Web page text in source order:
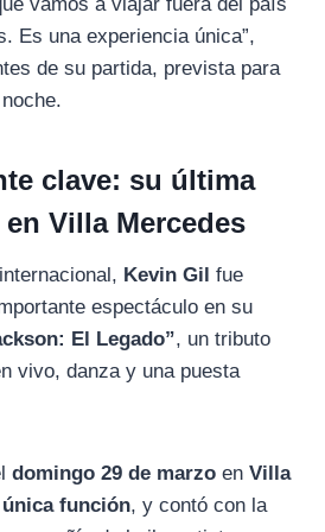
Es una experiencia única”,
de su partida, prevista para
clave: su última
Villa Mercedes
Kevin Gil fue
espectáculo en su
El Legado”, un tributo
vivo, danza y una puesta
domingo 29 de marzo en Villa
única función, y contó con la